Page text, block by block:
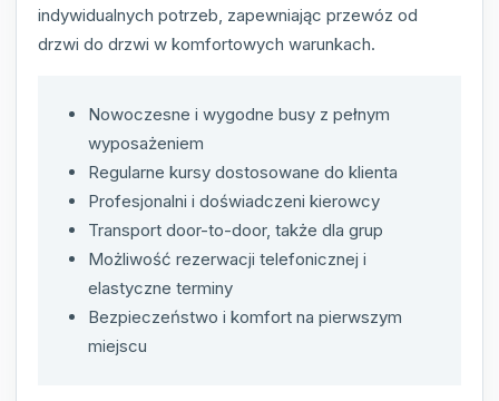
indywidualnych potrzeb, zapewniając przewóz od
drzwi do drzwi w komfortowych warunkach.
Nowoczesne i wygodne busy z pełnym
wyposażeniem
Regularne kursy dostosowane do klienta
Profesjonalni i doświadczeni kierowcy
Transport door-to-door, także dla grup
Możliwość rezerwacji telefonicznej i
elastyczne terminy
Bezpieczeństwo i komfort na pierwszym
miejscu